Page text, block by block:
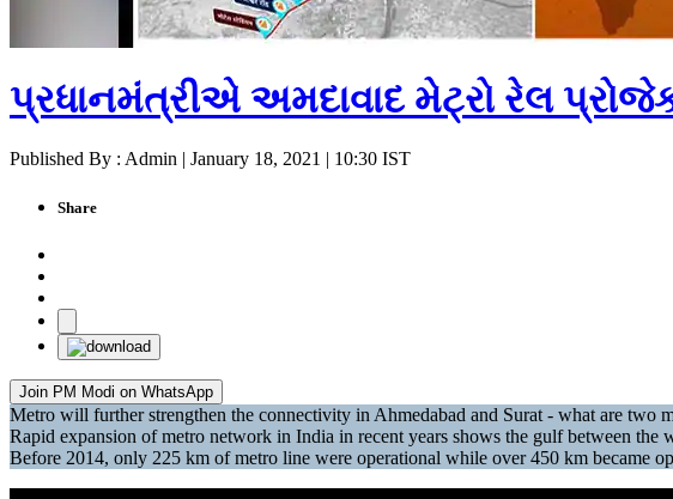
પ્રધાનમંત્રીએ અમદાવાદ મેટ્રો રેલ
Published By : Admin | January 18, 2021 | 10:30 IST
Share
Join PM Modi on WhatsApp
Metro will further strengthen the connectivity in Ahmedabad and Surat - what are two
Rapid expansion of metro network in India in recent years shows the gulf between
Before 2014, only 225 km of metro line were operational while over 450 km became